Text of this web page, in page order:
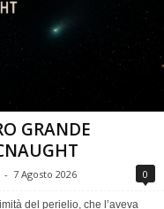
GRANDE
- 7 Agosto 2026 0
del perielio, che l’aveva